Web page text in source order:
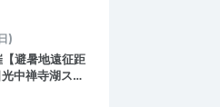
)
避暑地遠征距
中禅寺湖ス…